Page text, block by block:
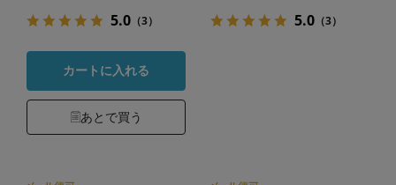
5.0（3）
カートに入れる
あとで買う
5.0（3）